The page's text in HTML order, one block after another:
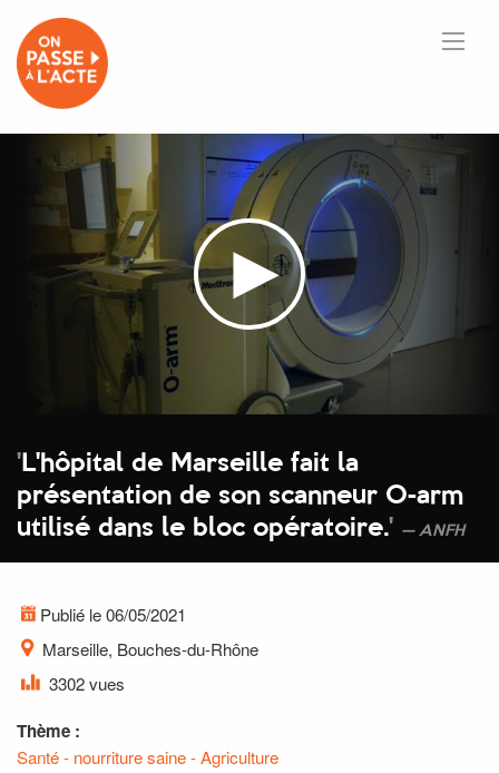
' L'hôpital de Marseille fait la
présentation de son scanneur O-arm
utilisé dans le bloc opératoire.' ANFH
Publié le 06/05/2021
Marseille, Bouches-du-Rhône
3302 vues
Thème :
Santé - nourriture saine - Agriculture